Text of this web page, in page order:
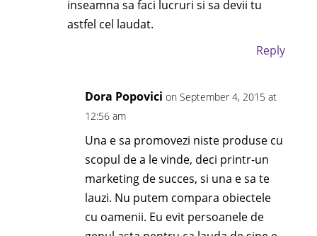
inseamna sa faci lucruri si sa devii tu
astfel cel laudat.
Reply
Dora Popovici on September 4, 2015 at
12:56 am
Una e sa promovezi niste produse cu
scopul de a le vinde, deci printr-un
marketing de succes, si una e sa te
lauzi. Nu putem compara obiectele
cu oamenii. Eu evit persoanele de